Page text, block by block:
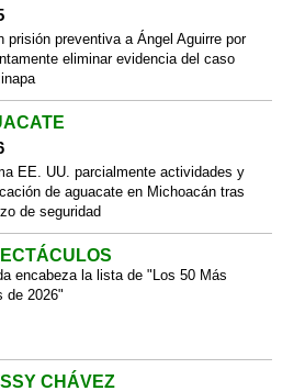
prisión preventiva a Ángel Aguirre por
eliminar evidencia del caso
EE. UU. parcialmente actividades y
de aguacate en Michoacán tras
de seguridad
encabeza la lista de "Los 50 Más
de 2026"
CHÁVEZ